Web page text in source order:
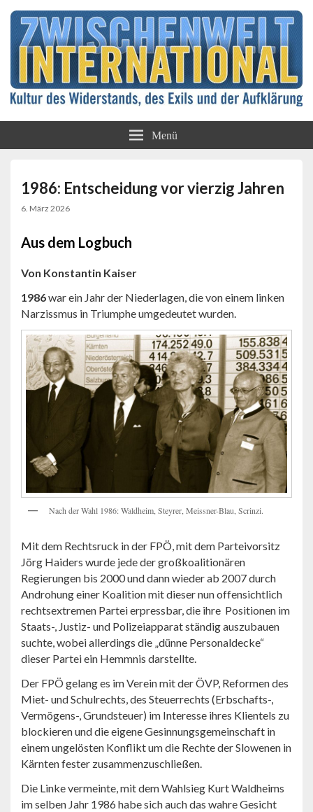
Zwischenwelt
International
Menü
1986: Entscheidung vor vierzig Jahren
6. März 2026
Aus dem Logbuch
Von Konstantin Kaiser
1986war ein Jahr der Niederlagen, die von einem linken
Narzissmus in Triumphe umgedeutet wurden.
Nach der Wahl 1986: Waldheim, Steyrer, Meissner-Blau, Scrinzi.
Mit dem Rechtsruck in der FPÖ, mit dem Parteivorsitz
Jörg Haiders wurde jede der großkoalitionären
Regierungen bis 2000 und dann wieder ab 2007 durch
Androhung einer Koalition mit dieser nun offensichtlich
rechtsextremen Partei erpressbar, die ihre Positionen im
Staats-, Justiz- und Polizeiapparat ständig auszubauen
suchte, wobei allerdings die „dünne Personaldecke“
dieser Partei ein Hemmnis darstellte.
Der FPÖ gelang es im Verein mit der ÖVP, Reformen des
Miet- und Schulrechts, des Steuerrechts (Erbschafts-,
Vermögens-, Grundsteuer) im Interesse ihres Klientels zu
blockieren und die eigene Gesinnungsgemeinschaft in
einem ungelösten Konflikt um die Rechte der Slowenen in
Kärnten fester zusammenzuschließen.
Die Linke vermeinte, mit dem Wahlsieg Kurt Waldheims
im selben Jahr 1986 habe sich auch das wahre Gesicht